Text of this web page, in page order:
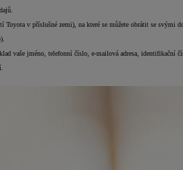
v příslušné zemi), na které se můžete obrátit se svými
vaše jméno, telefonní číslo, e-mailová adresa, identifikační